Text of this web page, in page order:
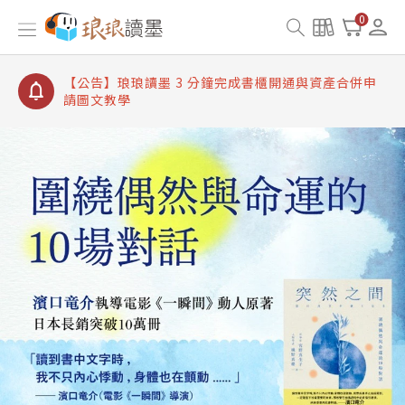
0
【公告】琅琅讀墨書櫃開通常見問題
【公告】琅琅讀墨 3 分鐘完成書櫃開通與資產合併申
【公告】琅琅書店服務升級重要說明及資產合併結果
查詢
【公告】琅琅讀墨數位閱讀資產合併與書櫃開通申請